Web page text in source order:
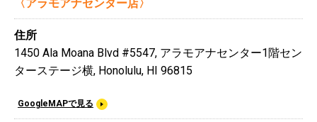
〈アラモアナセンター店〉
住所
1450 Ala Moana Blvd #5547, アラモアナセンター1階セン
ターステージ横, Honolulu, HI 96815
GoogleMAPで見る